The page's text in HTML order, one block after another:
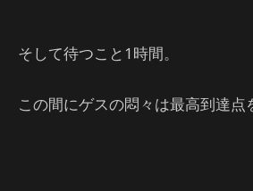
そして待つこと1時間。
この間にゲスの悶々は最高到達点